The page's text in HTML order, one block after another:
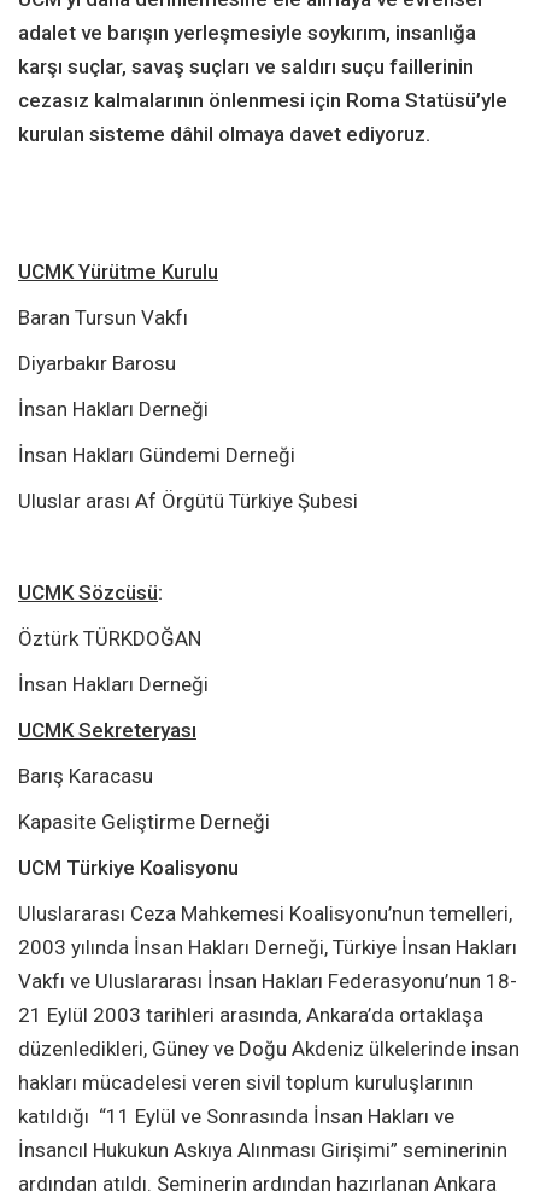
adalet ve barışın yerleşmesiyle soykırım, insanlığa
karşı suçlar, savaş suçları ve saldırı suçu faillerinin
cezasız kalmalarının önlenmesi için Roma Statüsü’yle
kurulan sisteme dâhil olmaya davet ediyoruz.
UCMK Yürütme Kurulu
Baran Tursun Vakfı
Diyarbakır Barosu
İnsan Hakları Derneği
İnsan Hakları Gündemi Derneği
Uluslar arası Af Örgütü Türkiye Şubesi
UCMK Sözcüsü:
Öztürk TÜRKDOĞAN
İnsan Hakları Derneği
UCMK Sekreteryası
Barış Karacasu
Kapasite Geliştirme Derneği
UCM Türkiye Koalisyonu
Uluslararası Ceza Mahkemesi Koalisyonu’nun temelleri,
2003 yılında İnsan Hakları Derneği, Türkiye İnsan Hakları
Vakfı ve Uluslararası İnsan Hakları Federasyonu’nun 18-
21 Eylül 2003 tarihleri arasında, Ankara’da ortaklaşa
düzenledikleri, Güney ve Doğu Akdeniz ülkelerinde insan
hakları mücadelesi veren sivil toplum kuruluşlarının
katıldığı “11 Eylül ve Sonrasında İnsan Hakları ve
İnsancıl Hukukun Askıya Alınması Girişimi” seminerinin
ardından atıldı. Seminerin ardından hazırlanan Ankara